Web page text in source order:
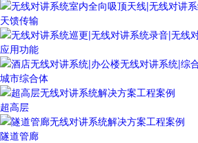
天馈传输
应用功能
城市综合体
超高层
隧道管廊